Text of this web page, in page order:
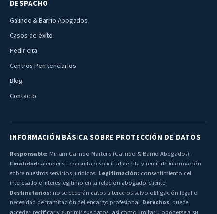
DESPACHO
Galindo & Barrio Abogados
Casos de éxito
Pedir cita
Centros Penitenciarios
Blog
Contacto
INFORMACIÓN BÁSICA SOBRE PROTECCIÓN DE DATOS
Responsable: Miriam Galindo Martens (Galindo & Barrio Abogados).
Finalidad: atender su consulta o solicitud de cita y remitirle información
sobre nuestros servicios jurídicos. Legitimación: consentimiento del
interesado e interés legítimo en la relación abogado-cliente.
Destinatarios: no se cederán datos a terceros salvo obligación legal o
necesidad de tramitación del encargo profesional. Derechos: puede
acceder, rectificar y suprimir sus datos, así como limitar u oponerse a su